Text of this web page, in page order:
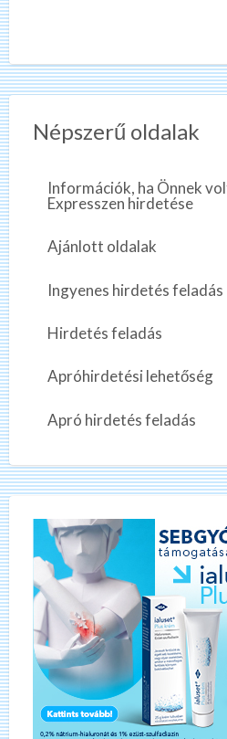
Népszerű oldalak
Információk, ha Önnek
Expresszen hirdetése
Ajánlott oldalak
Ingyenes hirdetés feladás
Hirdetés feladás
Apróhirdetési lehetőség
Apró hirdetés feladás